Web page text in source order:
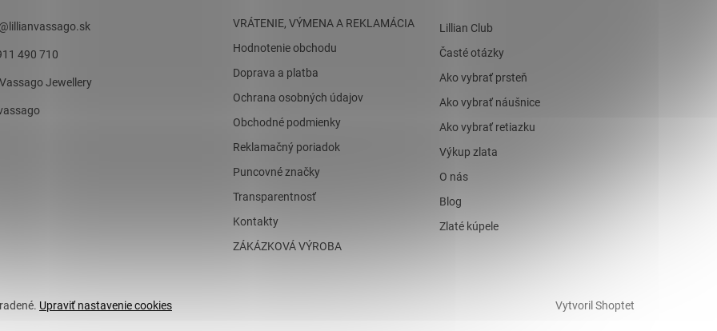
@ lillianvassago.sk
490 710
Jewellery
VRÁTENIE, VÝMENA A REKLAMÁCIA
Hodnotenie obchodu
Doprava a platba
Ochrana osobných údajov
Obchodné podmienky
Reklamačný poriadok
Puncovné značky
Transparentnosť
Kontakty
ZÁKÁZKOVÁ VÝROBA
Lillian Club
Časté otázky
Ako vybrať prsteň
Ako vybrať náušnice
Ako vybrať retiazku
Výkup zlata
O nás
Blog
Zlaté kúpele
Vytvoril Shoptet
Upraviť nastavenie cookies